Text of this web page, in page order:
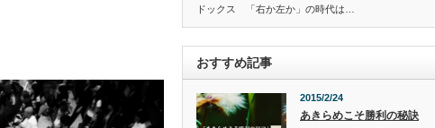
ドックス 「右か左か」の時代は…
おすすめ記事
2015/2/24
あきらめこそ勝利の秘訣